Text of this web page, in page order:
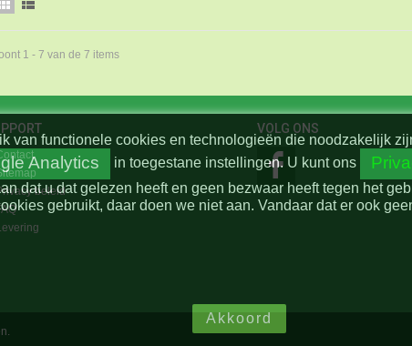
1 - 7 van de 7 items
beleid
VOLG ONS
van functionele cookies en technologieën die noodzakelijk
Analytics in toegestane instellingen. U kunt ons
dat u dat gelezen heeft en geen bezwaar heeft tegen het
gebruikt, daar doen we niet aan. Vandaar dat er ook
Akkoord